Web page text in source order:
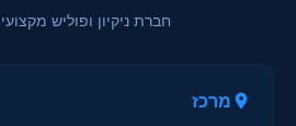
חברת ניקיון ופוליש
מרכז